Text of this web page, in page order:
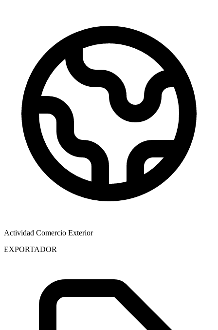
Actividad Comercio Exterior
EXPORTADOR